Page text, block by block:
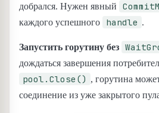
добрался. Нужен явный
каждого успешного
handle .
Запустить горутину без
дождаться завершения
pool.Close() , горутина
соединение из уже закрытого